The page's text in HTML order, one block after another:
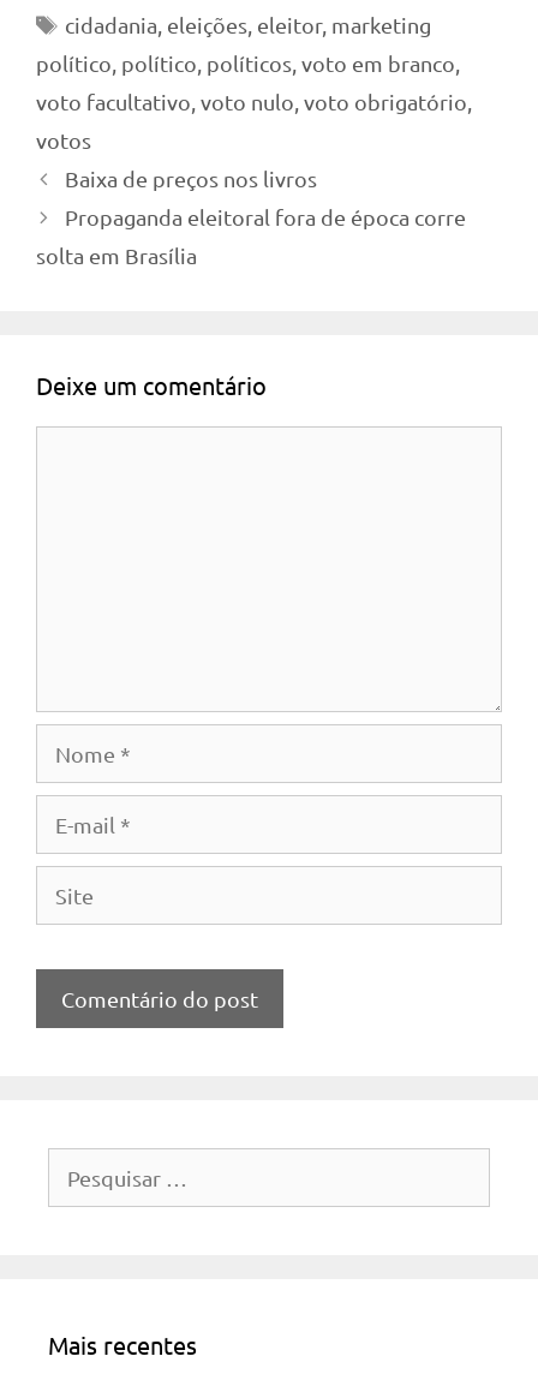
Tags
cidadania eleições, eleitor, marketing
político político políticos voto em branco
voto facultativo voto nulo voto obrigatório
votos
Baixa de preços nos livros
Propaganda eleitoral fora de época corre
solta em Brasília
Deixe um comentário
por:
Mais recentes